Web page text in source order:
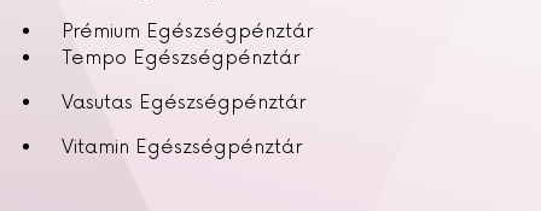
Prémium Egészségpénztár
Tempo Egészségpénztár
Vasutas Egészségpénztár
Vitamin Egészségpénztár